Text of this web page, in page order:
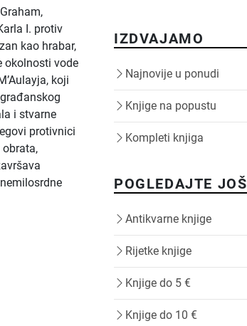
I. protiv
kao hrabar,
okolnosti vode
koji
i stvarne
protivnici
IZDVAJAMO
Najnovije u ponudi
Knjige na popustu
Kompleti knjiga
POGLEDAJTE JOŠ
Antikvarne knjige
Rijetke knjige
Knjige do 5 €
Knjige do 10 €